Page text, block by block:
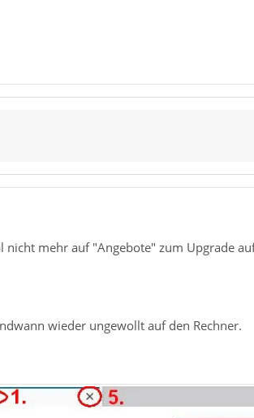
mehr auf "Angebote" zum Upgrade
wieder ungewollt auf den Rechner.